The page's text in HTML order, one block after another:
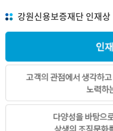
강원신용보증재단 인재상